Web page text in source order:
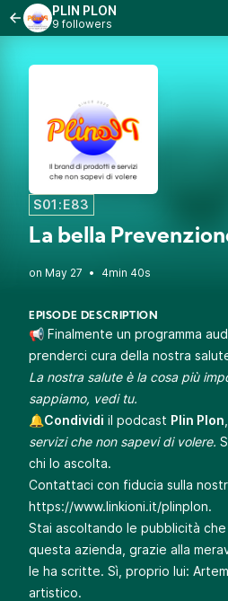
PLIN PLON
9 followers
S01:E83
La bella
• 4min 40s
EPISODE DESCRIPTION
📢 Finalmente un programma
prenderci cura della nostra
La nostra salute è la cosa più
sappiamo, vedi tu.
🔔Condividi il podcast Plin Plon
servizi che non sapevi di volere.
chi lo ascolta.
Contattaci con fiducia sulla
https://www.linkioni.it/plinplon.
Stai ascoltando le pubblicità
questa azienda, grazie alla
le ha scritte. Sì, proprio lui:
artistico.